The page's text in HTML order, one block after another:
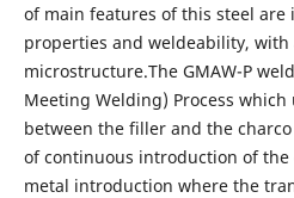
of main features of this steel are
properties and weldeability,
microstructure.The GMAW-P
Meeting Welding) Process which
between the filler and the
of continuous introduction of the
metal introduction where the